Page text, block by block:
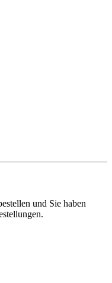
und Sie haben